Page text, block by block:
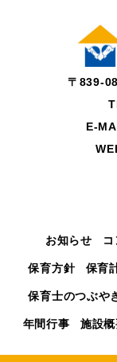
〒839-
E-
お知らせ
保育方針 保育
保育士のつぶや
年間行事 施設